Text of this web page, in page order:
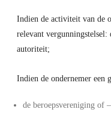
Indien de activiteit van de
relevant vergunningstelsel:
autoriteit;
Indien de ondernemer een
de beroepsvereniging of